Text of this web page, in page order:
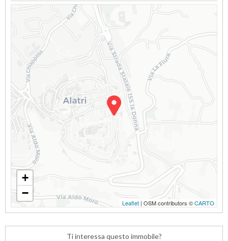
+
−
Leaflet | OSM contributors ©CARTO
Ti interessa questo immobile?